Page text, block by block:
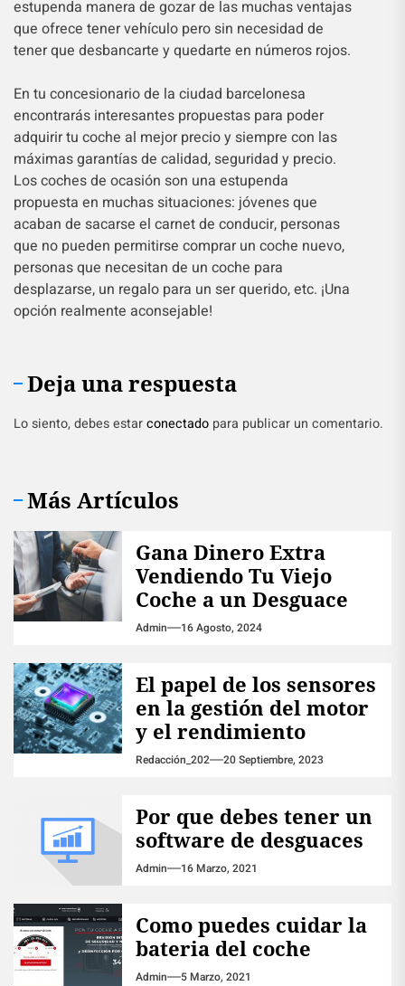
estupenda manera de gozar de las muchas ventajas
que ofrece tener vehículo pero sin necesidad de
tener que desbancarte y quedarte en números rojos.
En tu concesionario de la ciudad barcelonesa
encontrarás interesantes propuestas para poder
adquirir tu coche al mejor precio y siempre con las
máximas garantías de calidad, seguridad y precio.
Los coches de ocasión son una estupenda
propuesta en muchas situaciones: jóvenes que
acaban de sacarse el carnet de conducir, personas
que no pueden permitirse comprar un coche nuevo,
personas que necesitan de un coche para
desplazarse, un regalo para un ser querido, etc. ¡Una
opción realmente aconsejable!
Deja una respuesta
Lo siento, debes estarconectado para publicar un comentario.
Más Artículos
Gana Dinero Extra
Vendiendo Tu Viejo
Coche a un Desguace
Admin 16 Agosto, 2024
El papel de los sensores
en la gestión del motor
y el rendimiento
Redacción_202 20 Septiembre, 2023
Por que debes tener un
software de desguaces
Admin 16 Marzo, 2021
Como puedes cuidar la
bateria del coche
Admin 5 Marzo, 2021